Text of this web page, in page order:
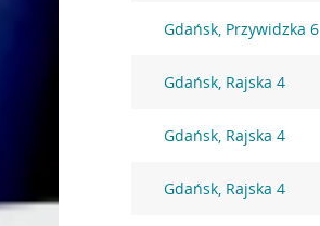
Gdańsk, Przywidzka 6
Gdańsk, Rajska 4
Gdańsk, Rajska 4
Gdańsk, Rajska 4